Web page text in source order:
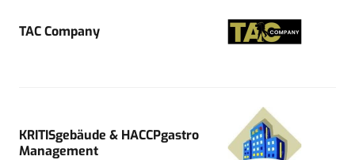
TAC Company
KRITISgebäude & HACCPgastro
Management